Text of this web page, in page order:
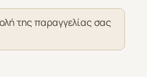
της παραγγελίας σας